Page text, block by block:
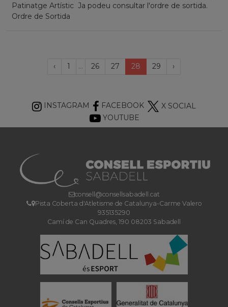
Patinatge Artístic Ja podeu consultar l'ordre de sortida.
Ordre de Sortida
‹Página
1 ... 26 27 28 (current)
29 ›
INSTAGRAM FACEBOOK
X SOCIAL
YOUTUBE
consell@consellsabadell.cat
Pista Coberta d'Atletisme de Catalunya-Carme Valero
935135290
Camí de Can Quadres, 190 08203 Sabadell